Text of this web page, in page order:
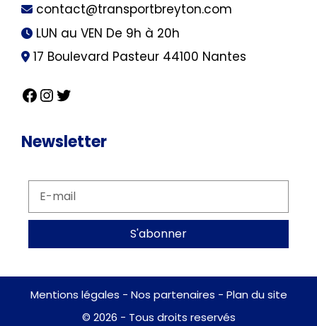
contact@transportbreyton.com
LUN au VEN De 9h à 20h
17 Boulevard Pasteur 44100 Nantes
Newsletter
S'abonner
Mentions légales - Nos partenaires - Plan du site
© 2026 - Tous droits reservés